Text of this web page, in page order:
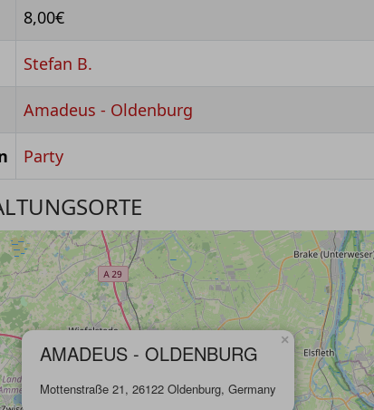
8,00€
Stefan B.
Amadeus - Oldenburg
Party
AMADEUS - OLDENBURG
Mottenstraße 21, 26122 Oldenburg, Germany
×